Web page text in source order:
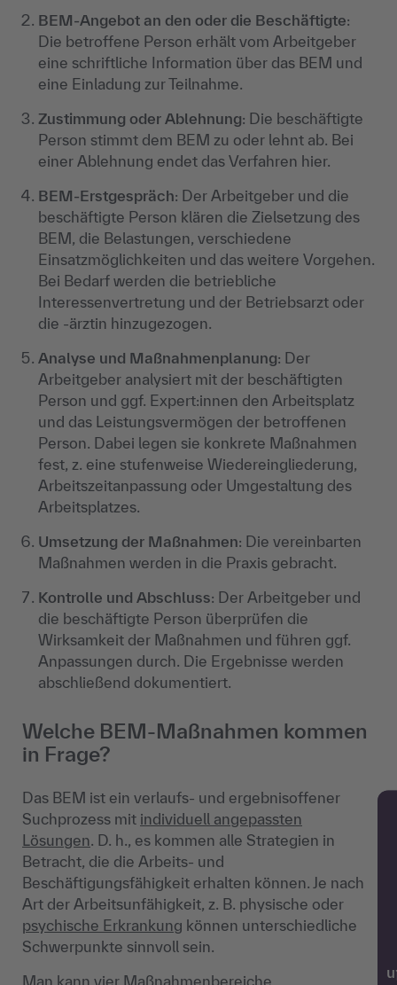
BEM-Angebot an den oder die Beschäftigte:
Die betroffene Person erhält vom Arbeitgeber
eine schriftliche Information über das BEM und
eine Einladung zur Teilnahme.
Zustimmung oder Ablehnung: Die beschäftigte
Person stimmt dem BEM zu oder lehnt ab. Bei
einer Ablehnung endet das Verfahren hier.
BEM-Erstgespräch: Der Arbeitgeber und die
beschäftigte Person klären die Zielsetzung des
BEM, die Belastungen, verschiedene
Einsatzmöglichkeiten und das weitere Vorgehen.
Bei Bedarf werden die betriebliche
Interessenvertretung und der Betriebsarzt oder
die -ärztin hinzugezogen.
Analyse und Maßnahmenplanung: Der
Arbeitgeber analysiert mit der beschäftigten
Person und ggf. Expert:innen den Arbeitsplatz
und das Leistungsvermögen der betroffenen
Person. Dabei legen sie konkrete Maßnahmen
fest, z. eine stufenweise Wiedereingliederung,
Arbeitszeitanpassung oder Umgestaltung des
Arbeitsplatzes.
Umsetzung der Maßnahmen: Die vereinbarten
Maßnahmen werden in die Praxis gebracht.
Kontrolle und Abschluss: Der Arbeitgeber und
die beschäftigte Person überprüfen die
Wirksamkeit der Maßnahmen und führen ggf.
Anpassungen durch. Die Ergebnisse werden
abschließend dokumentiert.
Welche BEM-Maßnahmen kommen
in Frage?
Das BEM ist ein verlaufs- und ergebnisoffener
Suchprozess mit individuell angepassten
Lösungen . D. h., es kommen alle Strategien in
Betracht, die die Arbeits- und
Beschäftigungsfähigkeit erhalten können. Je nach
Art der Arbeitsunfähigkeit, z. B. physische oder
psychische Erkrankung können unterschiedliche
Schwerpunkte sinnvoll sein.
Man kann vier Maßnahmenbereiche